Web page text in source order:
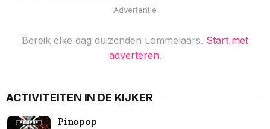
Advertentie
Bereik elke dag duizenden Lommelaars. Start met
adverteren.
ACTIVITEITEN IN DE KIJKER
Pinopop